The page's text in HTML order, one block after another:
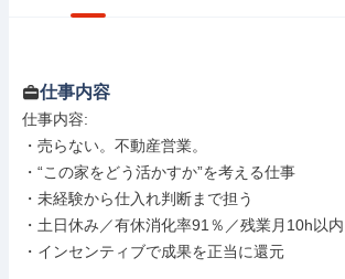
仕事内容
仕事内容:
・売らない。不動産営業。
・“この家をどう活かすか”を考える仕事
・未経験から仕入れ判断まで担う
・土日休み／有休消化率91％／残業月10h以内
・インセンティブで成果を正当に還元